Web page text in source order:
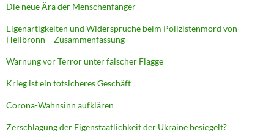
Die neue Ära der Menschenfänger
Eigenartigkeiten und Widersprüche beim Polizistenmord von
Heilbronn – Zusammenfassung
Warnung vor Terror unter falscher Flagge
Krieg ist ein totsicheres Geschäft
Corona-Wahnsinn aufklären
Zerschlagung der Eigenstaatlichkeit der Ukraine besiegelt?